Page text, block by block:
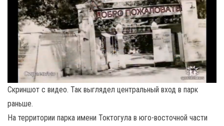
Скриншот с видео. Так выглядел центральный вход в парк
раньше.
На территории парка имени Токтогула в юго-восточной части